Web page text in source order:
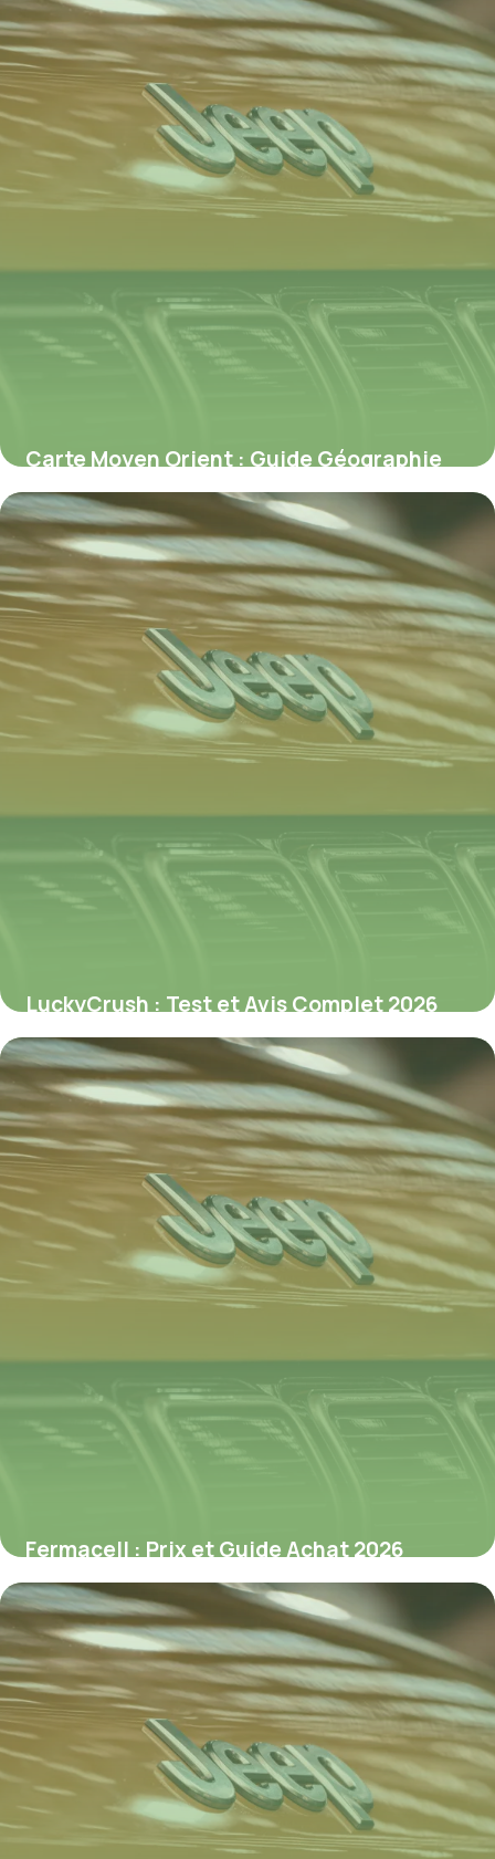
Carte Moyen Orient : Guide Géographie
2026
10 juillet 2026
LuckyCrush : Test et Avis Complet 2026
9 juillet 2026
Fermacell : Prix et Guide Achat 2026
8 juillet 2026